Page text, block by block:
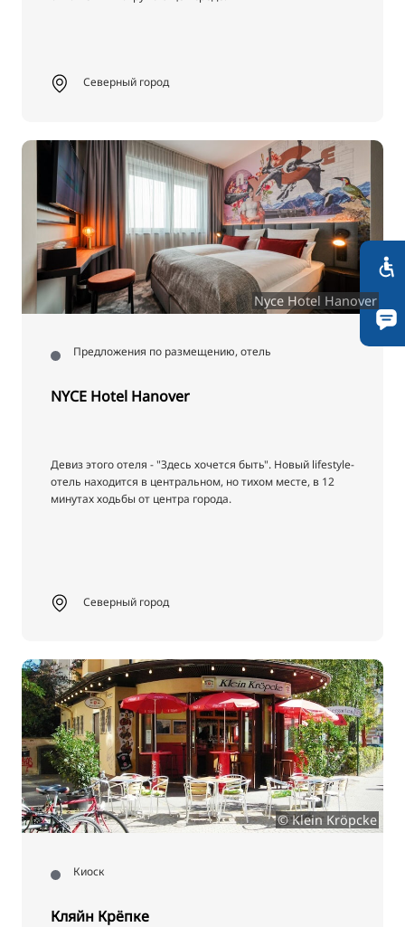
Северный город
Nyce Hotel Hanover
Предложения по размещению, отель
NYCE Hotel Hanover
Девиз этого отеля - "Здесь хочется быть". Новый lifestyle-
отель находится в центральном, но тихом месте, в 12
минутах ходьбы от центра города.
Северный город
© Klein Kröpcke
Киоск
Кляйн Крёпке